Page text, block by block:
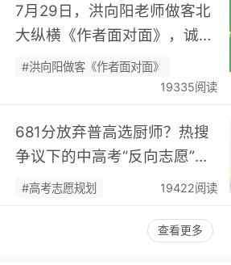
7月29日，洪向阳老师做客北
大纵横《作者面对面》，诚邀
您现场相聚！…
#洪向阳做客《作者面对面》
19335阅读
681分放弃普高选厨师？热搜
争议下的中高考“反向志愿”
潮，藏着职业规划新逻辑…
#高考志愿规划 19422阅读
查看更多